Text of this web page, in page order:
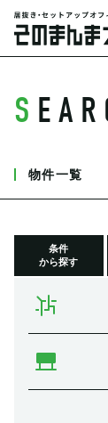
物件一覧
条件
から探す